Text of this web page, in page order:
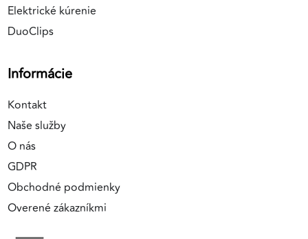
Elektrické kúrenie
DuoClips
Informácie
Kontakt
Naše služby
O nás
GDPR
Obchodné podmienky
Overené zákazníkmi